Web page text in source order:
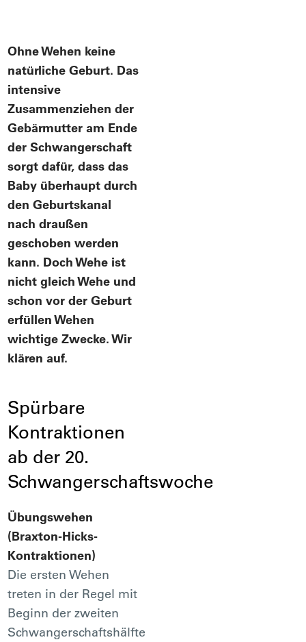
Ohne Wehen keine
natürliche Geburt. Das
intensive
Zusammenziehen der
Gebärmutter am Ende
der Schwangerschaft
sorgt dafür, dass das
Baby überhaupt durch
den Geburtskanal
nach draußen
geschoben werden
kann. Doch Wehe ist
nicht gleich Wehe und
schon vor der Geburt
erfüllen Wehen
wichtige Zwecke. Wir
klären auf.
Spürbare
Kontraktionen
ab der 20.
Schwangerschaftswoche
Übungswehen
(Braxton-Hicks-
Kontraktionen)
Die ersten Wehen
treten in der Regel mit
Beginn der zweiten
Schwangerschaftshälfte